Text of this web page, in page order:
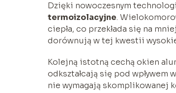
Dzięki nowoczesnym
termoizolacyjne.
ciepła, co przekłada się na
dorównują w tej kwestii
Kolejną istotną cechą okien
odkształcają się pod wpływem
nie wymagają skomplikowanej